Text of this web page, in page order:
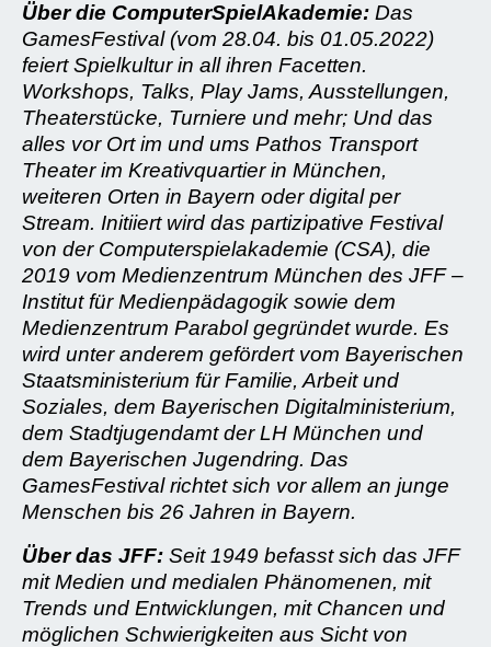
Über die ComputerSpielAkademie: Das
GamesFestival (vom 28.04. bis 01.05.2022)
feiert Spielkultur in all ihren Facetten.
Workshops, Talks, Play Jams, Ausstellungen,
Theaterstücke, Turniere und mehr; Und das
alles vor Ort im und ums Pathos Transport
Theater im Kreativquartier in München,
weiteren Orten in Bayern oder digital per
Stream. Initiiert wird das partizipative Festival
von der Computerspielakademie (CSA), die
2019 vom Medienzentrum München des JFF –
Institut für Medienpädagogik sowie dem
Medienzentrum Parabol gegründet wurde. Es
wird unter anderem gefördert vom Bayerischen
Staatsministerium für Familie, Arbeit und
Soziales, dem Bayerischen Digitalministerium,
dem Stadtjugendamt der LH München und
dem Bayerischen Jugendring. Das
GamesFestival richtet sich vor allem an junge
Menschen bis 26 Jahren in Bayern.
Über das JFF: Seit 1949 befasst sich das JFF
mit Medien und medialen Phänomenen, mit
Trends und Entwicklungen, mit Chancen und
möglichen Schwierigkeiten aus Sicht von